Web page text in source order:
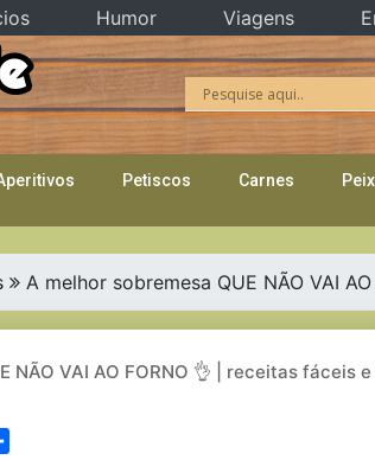
Petiscos Carnes
A melhor sobremesa QUE NÃO VAI
NÃO VAI AO FORNO 👌 | receitas fáceis
Humor Viagens